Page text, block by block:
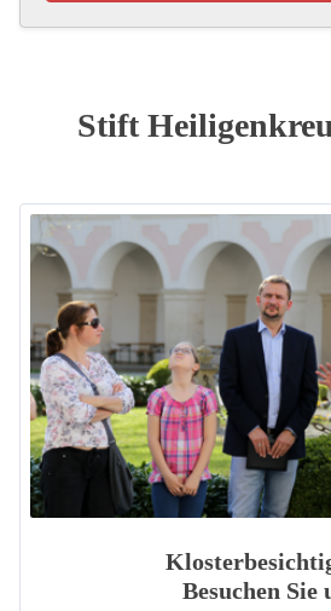
Stift
Besuchen Sie